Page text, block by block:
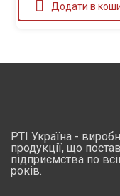
Додати в
РТІ Україна -
продукції, що
підприємства по
років.